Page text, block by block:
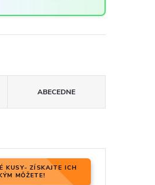
ABECEDNE
KUSY- ZÍSKAJTE ICH
MÔŽETE!